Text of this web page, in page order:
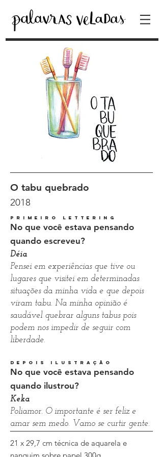
primeiro lettering
No que você estava pensando
quando escreveu?
O tabu quebrado
2018
Pensei em experiências que tive ou
lugares que visitei em determinadas
situações da minha vida e que depois
viram tabu. Na minha opinião é
saudável quebrar alguns tabus pois
podem nos impedir de seguir com
liberdade.
Déia
Poliamor. O importante é ser feliz e
amar sem medo. Vamo se curtir gente.
Keka
No que você estava pensando
quando ilustrou?
depois ilustração
21 x 29,7 cm técnica de aquarela e